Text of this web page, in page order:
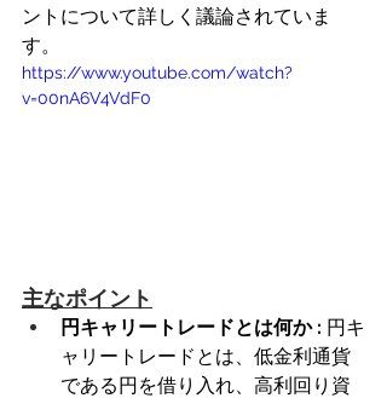
ントについて詳しく議論されていま
す。
https://www.youtube.com/watch?
v=00nA6V4VdF0
主なポイント
円キャリートレードとは何か : 円キ
ャリートレードとは、低金利通貨
である円を借り入れ、高利回り資